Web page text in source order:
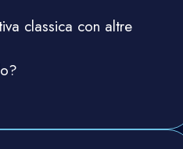
classica con altre